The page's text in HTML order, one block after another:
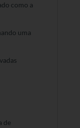
como a
uma
de